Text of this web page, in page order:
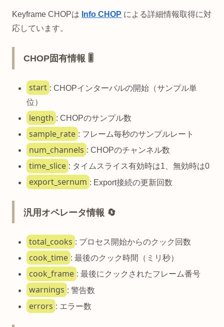
Keyframe CHOPは Info CHOP による詳細情報取得に対
応しています。
CHOP固有情報 🎚️
start : CHOPインターバルの開始（サンプル単
位）
length : CHOPのサンプル数
sample_rate : フレーム毎秒のサンプルレート
num_channels : CHOPのチャンネル数
time_slice : タイムスライス有効時は1、無効時は0
export_sernum : Export接続の更新回数
汎用オペレータ情報 🔄
total_cooks : プロセス開始からのクック回数
cook_time : 最後のクック時間（ミリ秒）
cook_frame : 最後にクックされたフレーム番号
warnings : 警告数
errors : エラー数